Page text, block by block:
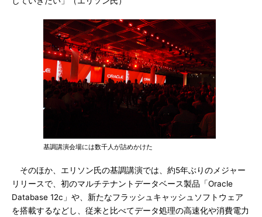
基調講演会場には数千人が詰めかけた
そのほか、エリソン氏の基調講演では、約5年ぶりのメジャー
リリースで、初のマルチテナントデータベース製品「Oracle
Database 12c」や、新たなフラッシュキャッシュソフトウェア
を搭載するなどし、従来と比べてデータ処理の高速化や消費電力